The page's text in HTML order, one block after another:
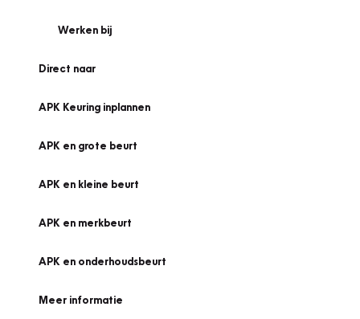
Werken bij
Direct naar
APK Keuring inplannen
APK en grote beurt
APK en kleine beurt
APK en merkbeurt
APK en onderhoudsbeurt
Meer informatie